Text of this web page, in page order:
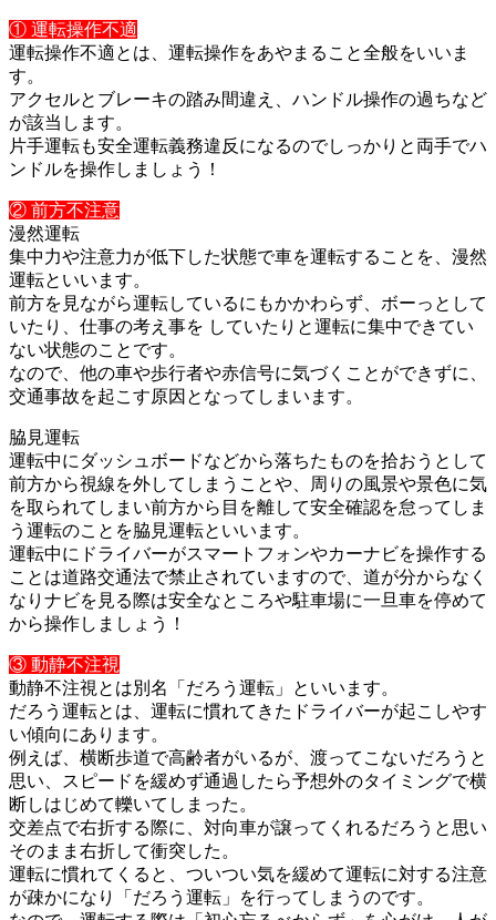
① 運転操作不適
運転操作不適とは、運転操作をあやまること全般をいいま
す。
アクセルとブレーキの踏み間違え、ハンドル操作の過ちなど
が該当 します。
片手運転も安全運転義務違反になるのでしっかりと両手でハ
ンドルを操作しましょう！
② 前方不注意
漫然運転
集中力や注意力が低下した状態で車を運転することを、漫然
運転と いいます。
前方を見ながら運転しているにもかかわらず、ボーっとして
いたり
、仕事の考え事を していたりと運転に集中できてい
ない状態のことです。
なので、他の車や歩行者や赤信号に気づくことができずに、
交通事故を起こす原因となってしまいます。
脇見運転
運転中にダッシュボードなどから落ちたものを拾おうとして
前方から視線を外してしまうことや、周りの風景や景色に気
を取られてし まい前方から目を離して安全確認を怠ってしま
う運転のことを脇見運転といいます。
運転中にドライバーがスマートフォンやカーナビを操作する
ことは道路交通法で禁止されていますので、道が分からなく
なりナビを見る際は安全なところや駐車場に一旦車を停めて
から操作しましょう
！
③ 動静不注視
動静不注視とは別名「だろう運転」といいます。
だろう運転とは、運転に慣れてきたドライバーが起こしやす
い傾向にあります。
例えば、横断歩道で高齢者がいるが、渡ってこないだろうと
思い、
スピードを緩めず通過したら予想外のタイミングで横
断しはじめて轢いてしまった。
交差点で右折する際に、対向車が譲ってくれるだろうと思い
そのま ま右折して衝突した。
運転に慣れてくると、ついつい気を緩めて運転に対する注意
が疎かになり「だろう運転」を行ってしまうのです。